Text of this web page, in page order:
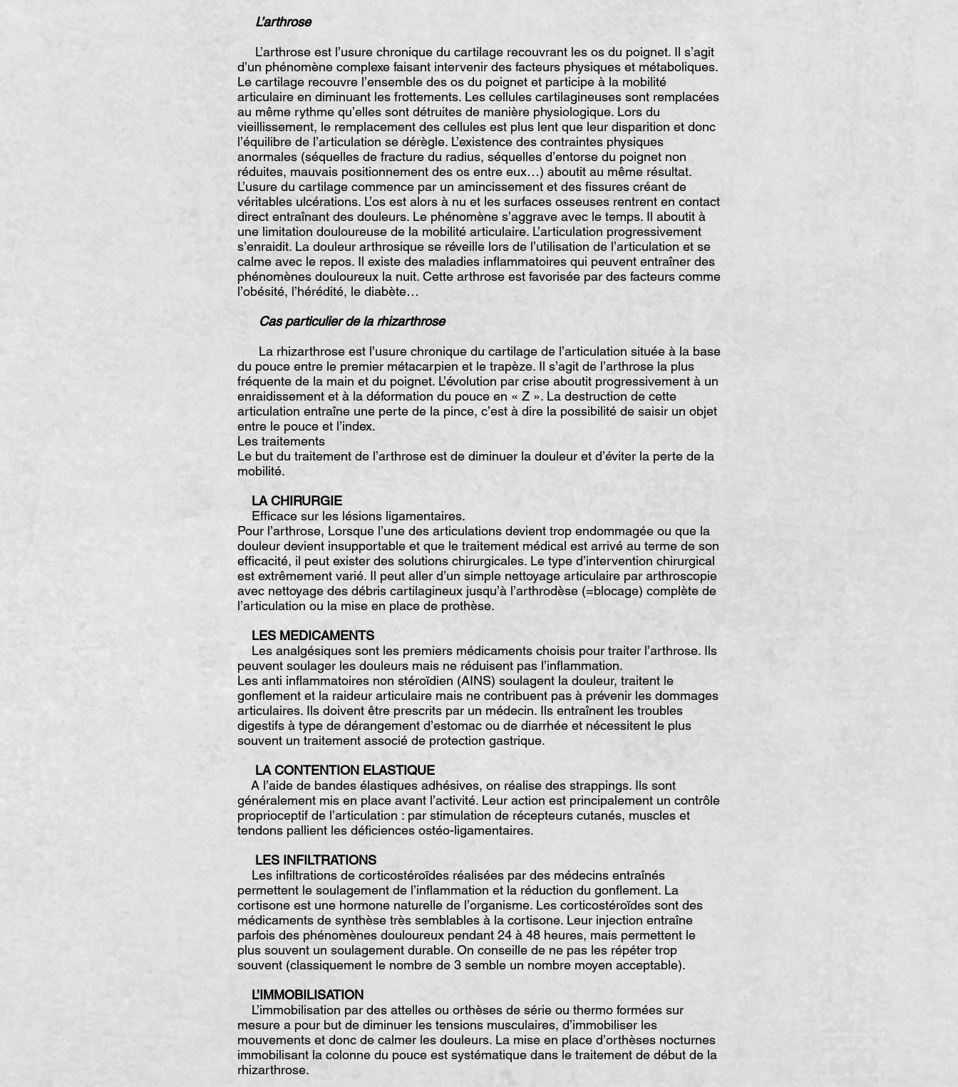
L’arthrose
L’arthrose est l’usure chronique du cartilage recouvrant les os du poignet. Il s’agit
d’un phénomène complexe faisant intervenir des facteurs physiques et métaboliques.
Le cartilage recouvre l’ensemble des os du poignet et participe à la mobilité
articulaire en diminuant les frottements. Les cellules cartilagineuses sont remplacées
au même rythme qu’elles sont détruites de manière physiologique. Lors du
vieillissement, le remplacement des cellules est plus lent que leur disparition et donc
l’équilibre de l’articulation se dérègle. L’existence des contraintes physiques
anormales (séquelles de fracture du radius, séquelles d’entorse du poignet non
réduites, mauvais positionnement des os entre eux…) aboutit au même résultat.
L’usure du cartilage commence par un amincissement et des fissures créant de
véritables ulcérations. L’os est alors à nu et les surfaces osseuses rentrent en contact
direct entraînant des douleurs. Le phénomène s’aggrave avec le temps. Il aboutit à
une limitation douloureuse de la mobilité articulaire. L’articulation progressivement
s’enraidit. La douleur arthrosique se réveille lors de l’utilisation de l’articulation et se
calme avec le repos. Il existe des maladies inflammatoires qui peuvent entraîner des
phénomènes douloureux la nuit. Cette arthrose est favorisée par des facteurs comme
l’obésité, l’hérédité, le diabète…
Cas particulier de la rhizarthrose
La rhizarthrose est l’usure chronique du cartilage de l’articulation située à la base
du pouce entre le premier métacarpien et le trapèze. Il s’agit de l’arthrose la plus
fréquente de la main et du poignet. L’évolution par crise aboutit progressivement à un
enraidissement et à la déformation du pouce en « Z ». La destruction de cette
articulation entraîne une perte de la pince, c’est à dire la possibilité de saisir un objet
entre le pouce et l’index.
Les traitements
Le but du traitement de l’arthrose est de diminuer la douleur et d’éviter la perte de la
mobilité.
LA CHIRURGIE
Efficace sur les lésions ligamentaires.
Pour l’arthrose, Lorsque l’une des articulations devient trop endommagée ou que la
douleur devient insupportable et que le traitement médical est arrivé au terme de son
efficacité, il peut exister des solutions chirurgicales. Le type d’intervention chirurgical
est extrêmement varié. Il peut aller d’un simple nettoyage articulaire par arthroscopie
avec nettoyage des débris cartilagineux jusqu’à l’arthrodèse (=blocage) complète de
l’articulation ou la mise en place de prothèse.
LES MEDICAMENTS
Les analgésiques sont les premiers médicaments choisis pour traiter l’arthrose. Ils
peuvent soulager les douleurs mais ne réduisent pas l’inflammation.
Les anti inflammatoires non stéroïdien (AINS) soulagent la douleur, traitent le
gonflement et la raideur articulaire mais ne contribuent pas à prévenir les dommages
articulaires. Ils doivent être prescrits par un médecin. Ils entraînent les troubles
digestifs à type de dérangement d’estomac ou de diarrhée et nécessitent le plus
souvent un traitement associé de protection gastrique.
LA CONTENTION ELASTIQUE
A l’aide de bandes élastiques adhésives, on réalise des strappings. Ils sont
généralement mis en place avant l’activité. Leur action est principalement un contrôle
proprioceptif de l’articulation : par stimulation de récepteurs cutanés, muscles et
tendons pallient les déficiences ostéo-ligamentaires.
LES INFILTRATIONS
Les infiltrations de corticostéroïdes réalisées par des médecins entraînés
permettent le soulagement de l’inflammation et la réduction du gonflement. La
cortisone est une hormone naturelle de l’organisme. Les corticostéroïdes sont des
médicaments de synthèse très semblables à la cortisone. Leur injection entraîne
parfois des phénomènes douloureux pendant 24 à 48 heures, mais permettent le
plus souvent un soulagement durable. On conseille de ne pas les répéter trop
souvent (classiquement le nombre de 3 semble un nombre moyen acceptable).
L’IMMOBILISATION
L’immobilisation par des attelles ou orthèses de série ou thermo formées sur
mesure a pour but de diminuer les tensions musculaires, d’immobiliser les
mouvements et donc de calmer les douleurs. La mise en place d’orthèses nocturnes
immobilisant la colonne du pouce est systématique dans le traitement de début de la
rhizarthrose.